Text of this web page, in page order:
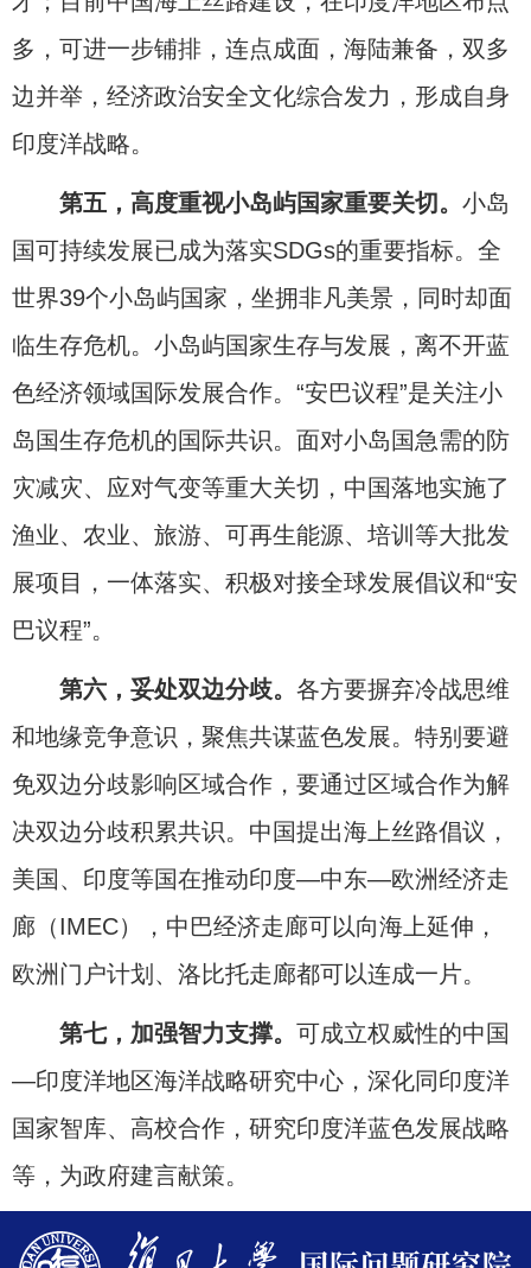
多，可进一步铺排，连点成面，海陆兼备，双多
边并举，经济政治安全文化综合发力，形成自身
印度洋战略。
第五，高度重视小岛屿国家重要关切。 小岛
国可持续发展已成为落实SDGs的重要指标。全
世界39个小岛屿国家，坐拥非凡美景，同时却面
临生存危机。小岛屿国家生存与发展，离不开蓝
色经济领域国际发展合作。“安巴议程”是关注小
岛国生存危机的国际共识。面对小岛国急需的防
灾减灾、应对气变等重大关切，中国落地实施了
渔业、农业、旅游、可再生能源、培训等大批发
展项目，一体落实、积极对接全球发展倡议和“安
巴议程”。
第六，妥处双边分歧。 各方要摒弃冷战思维
和地缘竞争意识，聚焦共谋蓝色发展。特别要避
免双边分歧影响区域合作，要通过区域合作为解
决双边分歧积累共识。中国提出海上丝路倡议，
美国、印度等国在推动印度—中东—欧洲经济走
廊（IMEC），中巴经济走廊可以向海上延伸，
欧洲门户计划、洛比托走廊都可以连成一片。
第七，加强智力支撑。 可成立权威性的中国
—印度洋地区海洋战略研究中心，深化同印度洋
国家智库、高校合作，研究印度洋蓝色发展战略
等，为政府建言献策。